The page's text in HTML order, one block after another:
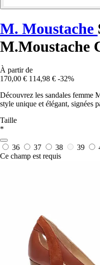
M. Moustache
M.Moustache
À partir de
170,00 € 114,98 € -32%
Découvrez les sandales femme
style unique et élégant, signées
Taille
*
36 37 38 39
Ce champ est requis